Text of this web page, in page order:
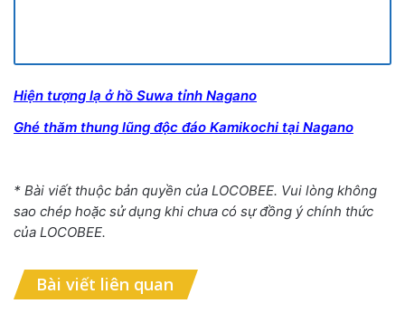
Hiện tượng lạ ở hồ Suwa tỉnh Nagano
Ghé thăm thung lũng độc đáo Kamikochi tại Nagano
* Bài viết thuộc bản quyền của LOCOBEE. Vui lòng không
sao chép hoặc sử dụng khi chưa có sự đồng ý chính thức
của LOCOBEE.
Bài viết liên quan